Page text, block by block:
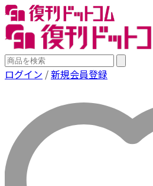
ログイン /新規会員登録